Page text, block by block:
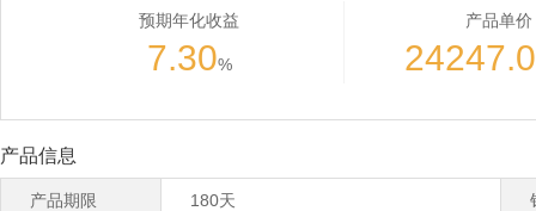
预期年化收益
7.30%
产品单价
产品信息
产品期限 180天